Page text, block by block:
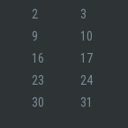
2 3
9 10
16 17
23 24
30 31